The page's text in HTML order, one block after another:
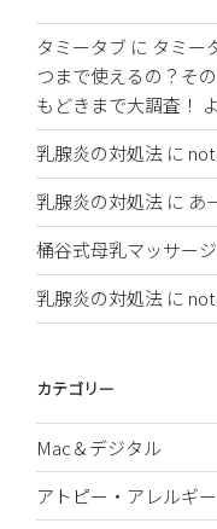
タミータブ に タミー
つまで使えるの？そ
もどきまで大調査！
乳腺炎の対処法 に
乳腺炎の対処法 に あ
桶谷式母乳マッサー
乳腺炎の対処法 に
カテゴリー
Mac＆デジタル
アトピー・アレルギー